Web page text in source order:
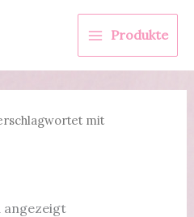
Produkte
mit
angezeigt